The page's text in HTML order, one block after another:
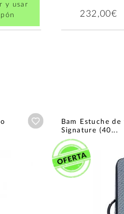
y usar
232,00€
Añadir a wishlist
Bam Estuche
Signature (40...